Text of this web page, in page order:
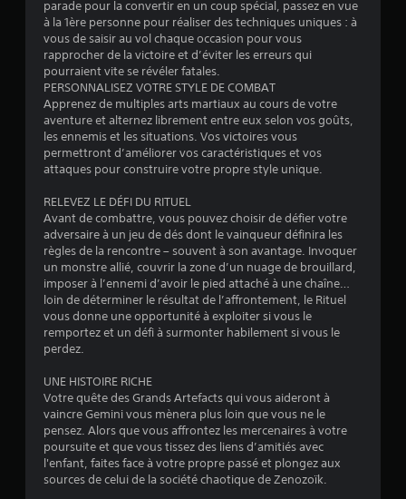
o
e
u
r
5
parade pour la convertir en un coup spécial, passez en vue
à la 1ère personne pour réaliser des techniques uniques : à
vous de saisir au vol chaque occasion pour vous
rapprocher de la victoire et d’éviter les erreurs qui
pourraient vite se révéler fatales.
PERSONNALISEZ VOTRE STYLE DE COMBAT
Apprenez de multiples arts martiaux au cours de votre
aventure et alternez librement entre eux selon vos goûts,
les ennemis et les situations. Vos victoires vous
permettront d’améliorer vos caractéristiques et vos
attaques pour construire votre propre style unique.
RELEVEZ LE DÉFI DU RITUEL
Avant de combattre, vous pouvez choisir de défier votre
adversaire à un jeu de dés dont le vainqueur définira les
règles de la rencontre – souvent à son avantage. Invoquer
un monstre allié, couvrir la zone d’un nuage de brouillard,
imposer à l’ennemi d’avoir le pied attaché à une chaîne…
loin de déterminer le résultat de l’affrontement, le Rituel
vous donne une opportunité à exploiter si vous le
remportez et un défi à surmonter habilement si vous le
perdez.
UNE HISTOIRE RICHE
Votre quête des Grands Artefacts qui vous aideront à
vaincre Gemini vous mènera plus loin que vous ne le
pensez. Alors que vous affrontez les mercenaires à votre
poursuite et que vous tissez des liens d’amitiés avec
l'enfant, faites face à votre propre passé et plongez aux
sources de celui de la société chaotique de Zenozoïk.